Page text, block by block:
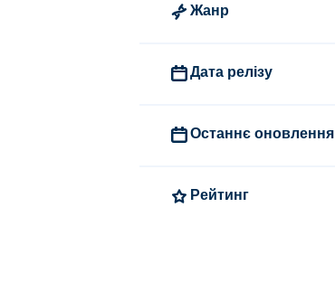
Жанр
Дата релізу
Останнє оновлення
Рейтинг